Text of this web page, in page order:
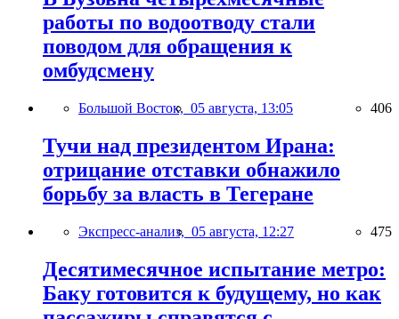
работы по водоотводу стали
поводом для обращения к
омбудсмену
Большой Восток, 05 августа, 13:05 406
Тучи над президентом Ирана:
отрицание отставки обнажило
борьбу за власть в Тегеране
Экспресс-анализ, 05 августа, 12:27 475
Десятимесячное испытание метро:
Баку готовится к будущему, но как